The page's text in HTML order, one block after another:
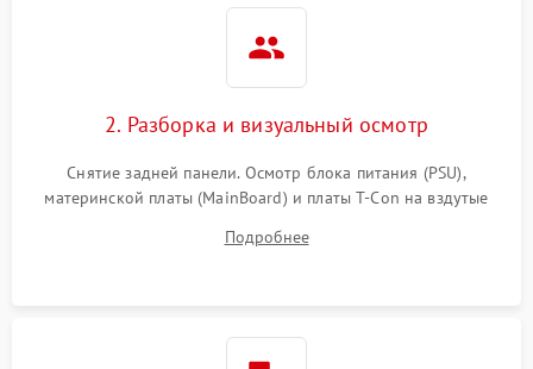
2. Разборка и визуальный осмотр
Снятие задней панели. Осмотр блока питания (PSU),
материнской платы (MainBoard) и платы T-Con на вздутые
Проверка надежности фиксации и целостности шлейфов.
Подробнее